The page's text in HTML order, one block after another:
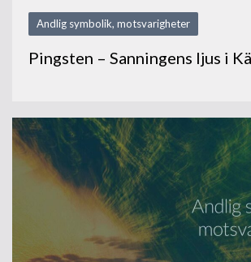
Andlig symbolik, motsvarigheter
Pingsten – Sanningens ljus i